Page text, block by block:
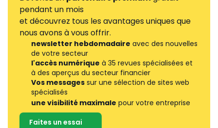
pendant un mois
et découvrez tous les avantages uniques que
nous avons à vous offrir.
newsletter hebdomadaire avec des nouvelles
de votre secteur
l'accès numérique à 35 revues spécialisées et
à des aperçus du secteur financier
Vos messages sur une sélection de sites web
spécialisés
une visibilité maximale pour votre entreprise
Faites un essai